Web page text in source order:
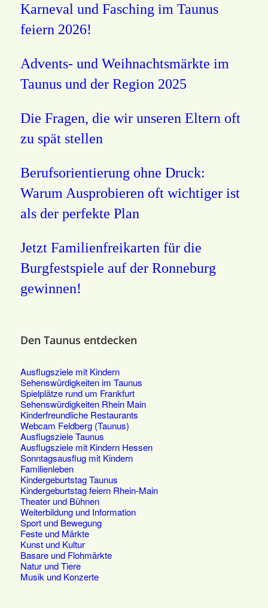
Karneval und Fasching im Taunus
feiern 2026!
Advents- und Weihnachtsmärkte im
Taunus und der Region 2025
Die Fragen, die wir unseren Eltern oft
zu spät stellen
Berufsorientierung ohne Druck:
Warum Ausprobieren oft wichtiger ist
als der perfekte Plan
Jetzt Familienfreikarten für die
Burgfestspiele auf der Ronneburg
gewinnen!
Den Taunus entdecken
Ausflugsziele mit Kindern
Sehenswürdigkeiten im Taunus
Spielplätze rund um Frankfurt
Sehenswürdigkeiten Rhein Main
Kinderfreundliche Restaurants
Webcam Feldberg (Taunus)
Ausflugsziele Taunus
Ausflugsziele mit Kindern Hessen
Sonntagsausflug mit Kindern
Familienleben
Kindergeburtstag Taunus
Kindergeburtstag feiern Rhein-Main
Theater und Bühnen
Weiterbildung und Information
Sport und Bewegung
Feste und Märkte
Kunst und Kultur
Basare und Flohmärkte
Natur und Tiere
Musik und Konzerte